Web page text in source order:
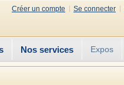
Créer un compte Se connecter
Nos services Expos